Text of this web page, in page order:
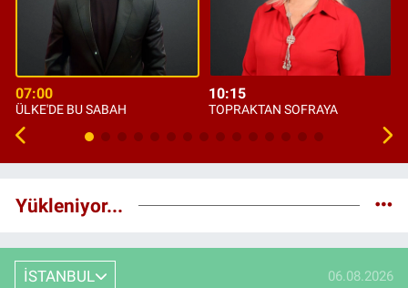
07:00
ÜLKE'DE BU SABAH
10:15
TOPRAKTAN SOFRAYA
Yükleniyor...
İSTANBUL 06.08.2026